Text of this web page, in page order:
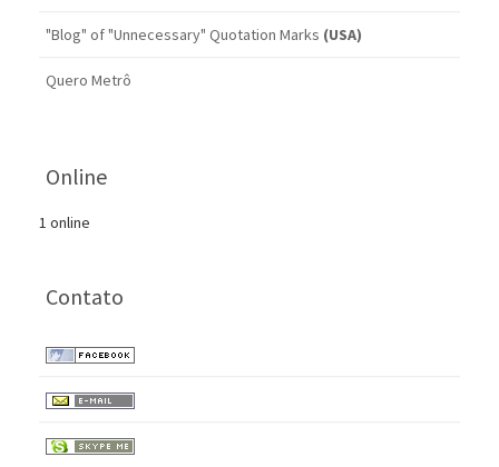
"Blog" of "Unnecessary" Quotation Marks (USA)
Quero Metrô
Online
1 online
Contato